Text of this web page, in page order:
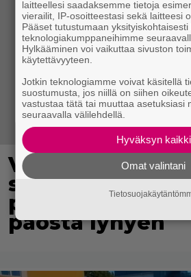
Virkavalta
skoottereita –
paosta lyhyen
laitteellesi saadaksemme tietoja
vierailit, IP-osoitteestasi sekä laitteesi
Pääset tutustumaan
teknologiakumppaneihimme
Hylkääminen voi vaikuttaa sivuston
käytettävyyteen.
Jotkin teknologiamme voivat käsitellä
suostumusta, jos niillä on siihen
vastustaa tätä tai muuttaa asetuksiasi
seuraavalla välilehdellä.
Hyväksyn kaikki
Omat valintani